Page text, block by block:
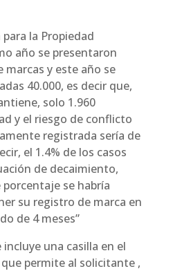
la Propiedad
año se presentaron
marcas y este año se
40.000, es decir que,
solo 1.960
y el riesgo de conflicto
registrada sería de
el 1.4% de los casos
de decaimiento,
se habría
su registro de marca en
de 4 meses”
una casilla en el
permite al solicitante ,